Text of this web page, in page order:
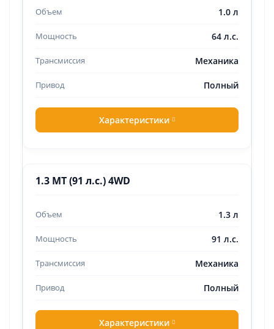
1.0 л
64 л.с.
Механика
Полный
Характеристики
1.3 MT (91 л.с.) 4WD
1.3 л
91 л.с.
Механика
Полный
Характеристики